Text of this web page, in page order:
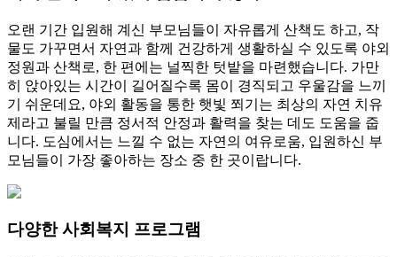
오랜 기간 입원해 계신 부모님들이 자유롭게 산책도 하고, 작
물도 가꾸면서 자연과 함께 건강하게 생활하실 수 있도록 야외
정원과 산책로, 한 편에는 널찍한 텃밭을 마련했습니다. 가만
히 앉아있는 시간이 길어질수록 몸이 경직되고 우울감을 느끼
기 쉬운데요, 야외 활동을 통한 햇빛 쬐기는 최상의 자연 치유
제라고 불릴 만큼 정서적 안정과 활력을 찾는 데도 도움을 줍
니다. 도심에서는 느낄 수 없는 자연의 여유로움, 입원하신 부
모님들이 가장 좋아하는 장소 중 한 곳이랍니다.
다양한 사회복지 프로그램